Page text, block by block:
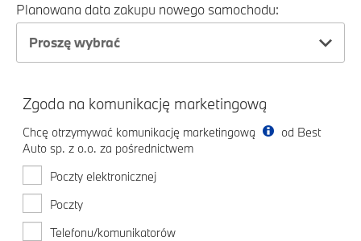
Planowana data zakupu nowego samochodu:
Proszę wybrać
Zgoda na komunikację marketingową
Chcę otrzymywać komunikację marketingową
od Best
Auto sp. z o.o. za pośrednictwem
Poczty elektronicznej
Poczty
Telefonu/komunikatorów